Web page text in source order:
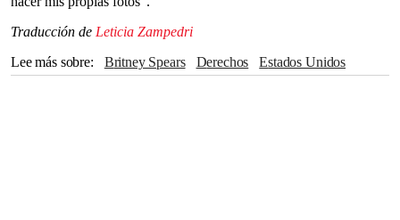
Traducción de Leticia Zampedri
Lee más sobre
Britney Spears Derechos
Estados Unidos